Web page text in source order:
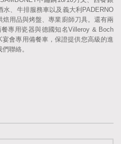
、牛排服務車以及義大利PADERNO
用品與烤盤、專業廚師刀具。還有兩
專用瓷器與德國知名Villeroy & Boch
會專用備餐車，保證提供您高級的進
聯絡。